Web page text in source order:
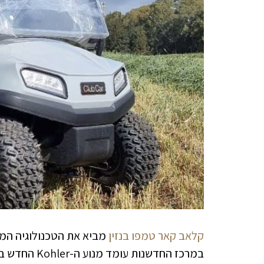
קלאב קאר טמפו בנזין מביא את הטכנולוגיה